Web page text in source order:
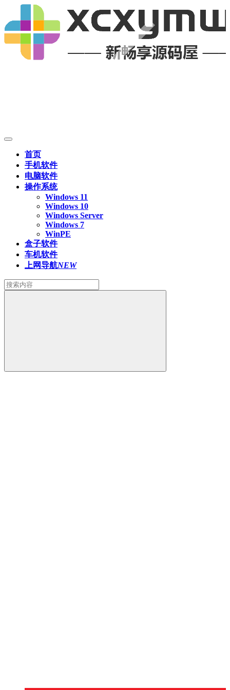
首页
手机软件
电脑软件
操作系统
Windows 11
Windows 10
Windows Server
Windows 7
WinPE
盒子软件
车机软件
上网导航NEW